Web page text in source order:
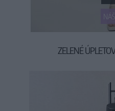
ZELENÉ